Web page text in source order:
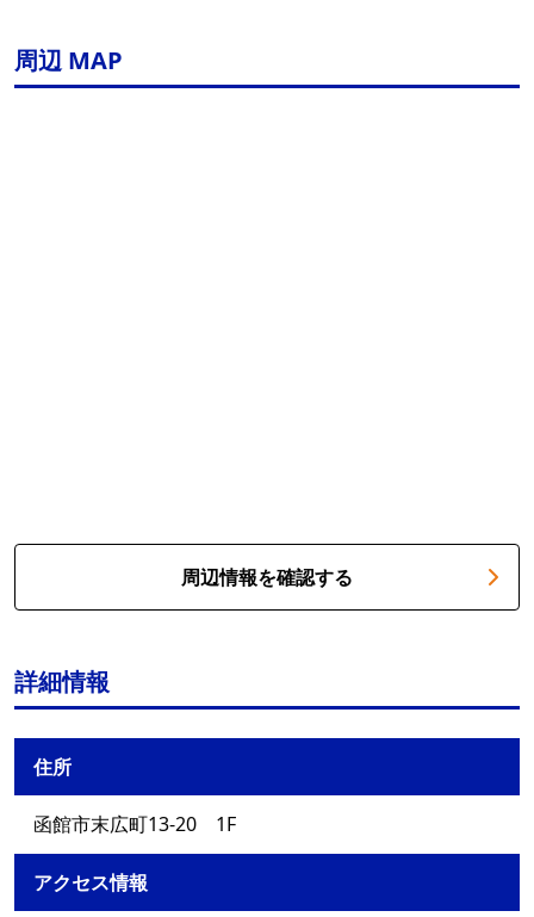
周辺 MAP
周辺情報を確認する
詳細情報
住所
函館市末広町13-20 1F
アクセス情報